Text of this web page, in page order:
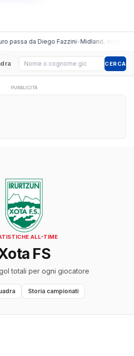
passa da Diego Fazzini•Midland, doppio
Cerca giocatore CERCA
PUBBLICITÀ
ALL-TIME
FS
totali per ogni giocatore
Storia campionati